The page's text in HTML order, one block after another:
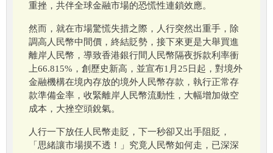
重挫，共伴全球金融市場的恐慌性連鎖效應。
然而，就在市場驚慌失措之際，人行突然出重手，除
調高人民幣中間價，終結貶勢，接下來更是大舉買進
離岸人民幣，導致香港銀行間人民幣隔夜拆款利率衝
上66.815%，創歷史新高，並宣布1月25日起，對境外
金融機構在境內存放的境外人民幣存款，執行正常存
款準備金率，收緊離岸人民幣流動性，大幅增加做空
成本，大挫空頭銳氣。
人行一下放任人民幣走貶，下一秒卻又出手阻貶，
「思緒讓市場摸不透！」究竟人民幣如何走，已深深